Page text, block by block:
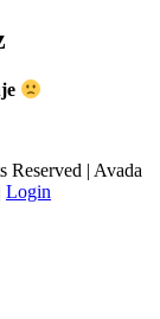
| Avada
Login